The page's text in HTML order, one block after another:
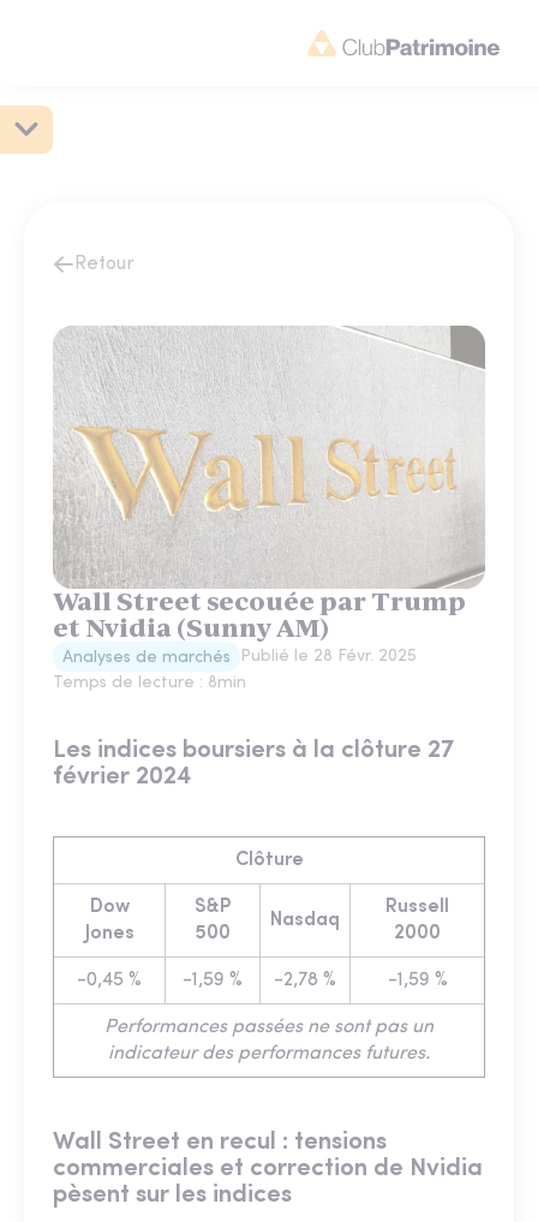
Retour
Wall Street secouée par Trump
et Nvidia (Sunny AM)
Analyses de marchés Publié le 28 Févr. 2025
Temps de lecture : 8min
Les indices boursiers à la clôture 27
février 2024
Clôture
Dow
Jones
S&P
500
Nasdaq
Russell
2000
-0,45 % -1,59 % -2,78 % -1,59 %
Performances passées ne sont pas un
indicateur des performances futures.
Wall Street en recul : tensions
commerciales et correction de Nvidia
pèsent sur les indices